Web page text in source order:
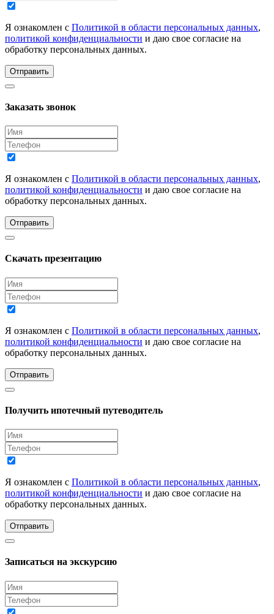
Я ознакомлен с Политикой в области персональных данных,
политикой конфиденциальности и даю свое согласие на
обработку персональных данных.
Отправить
Заказать звонок
Я ознакомлен с Политикой в области персональных данных,
политикой конфиденциальности и даю свое согласие на
обработку персональных данных.
Отправить
Скачать презентацию
Я ознакомлен с Политикой в области персональных данных,
политикой конфиденциальности и даю свое согласие на
обработку персональных данных.
Отправить
Получить ипотечный путеводитель
Я ознакомлен с Политикой в области персональных данных,
политикой конфиденциальности и даю свое согласие на
обработку персональных данных.
Отправить
Записаться на экскурсию